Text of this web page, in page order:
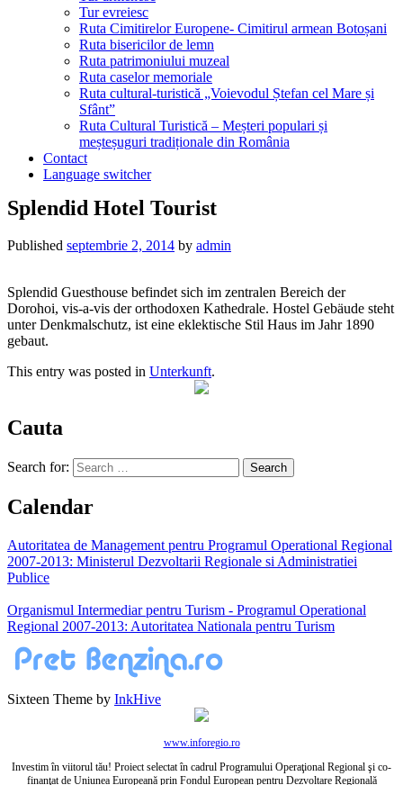
Tur evreiesc
Ruta Cimitirelor Europene- Cimitirul armean Botoșani
Ruta bisericilor de lemn
Ruta patrimoniului muzeal
Ruta caselor memoriale
Ruta cultural-turistică „Voievodul Ștefan cel Mare și
Sfânt”
Ruta Cultural Turistică – Meșteri populari și
meșteșuguri tradiționale din România
Contact
Language switcher
Splendid Hotel Tourist
Published septembrie 2, 2014 by admin
Splendid Guesthouse befindet sich im zentralen Bereich der
Dorohoi, vis-a-vis der orthodoxen Kathedrale. Hostel Gebäude steht
unter Denkmalschutz, ist eine eklektische Stil Haus im Jahr 1890
gebaut.
This entry was posted in Unterkunft.
Cauta
Search for:
Calendar
Autoritatea de Management pentru Programul Operational Regional
2007-2013: Ministerul Dezvoltarii Regionale si Administratiei
Publice
Organismul Intermediar pentru Turism - Programul Operational
Regional 2007-2013: Autoritatea Nationala pentru Turism
Sixteen Theme by InkHive
www.inforegio.ro
Investim în viitorul tău! Proiect selectat în cadrul Programului Operaţional Regional şi co-
finanţat de Uniunea Europeană prin Fondul European pentru Dezvoltare Regională